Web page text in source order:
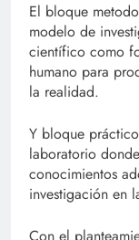
El bloque
modelo de
científico como
humano para
la realidad.
Y bloque
laboratorio
conocimientos
investigación en